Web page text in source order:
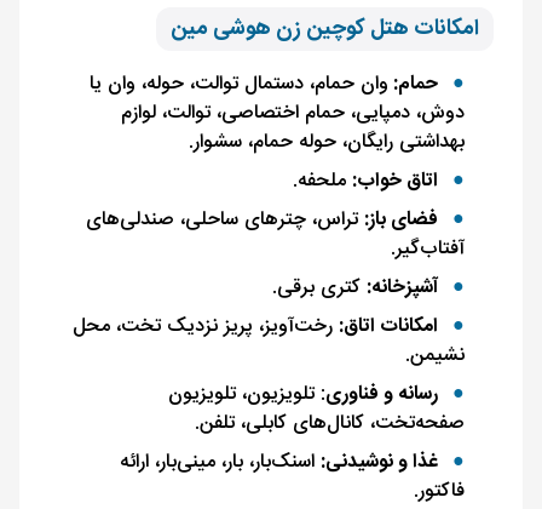
امکانات هتل کوچین زن هوشی مین
حمام: وان حمام، دستمال توالت، حوله، وان یا
دوش، دمپایی، حمام اختصاصی، توالت، لوازم
بهداشتی رایگان، حوله حمام، سشوار.
اتاق خواب: ملحفه.
فضای باز:تراس، چترهای ساحلی، صندلی‌های
آفتاب‌گیر.
آشپزخانه: کتری برقی.
امکانات اتاق: رخت‌آویز، پریز نزدیک تخت، محل
نشیمن.
رسانه و فناوری: تلویزیون، تلویزیون
صفحه‌تخت، کانال‌های کابلی، تلفن.
غذا و نوشیدنی: اسنک‌بار، بار، مینی‌بار، ارائه
فاکتور.